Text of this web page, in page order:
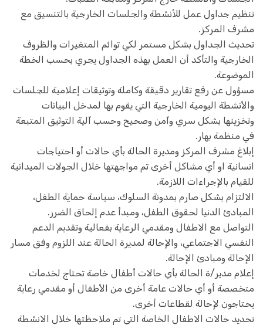
تنظيم جداول عمل للأنشطة والجلسات الخارجية بالتنسيق مع
مشرف المركز.
تحديث الجداول بشكل مستمر لكي توائم المتغيرات والظروف
الخارجية والتأكد أن العمل بهذه الجداول يجري بحسب الخطة
الموضوعة.
مسؤول عن رفع تقارير دقيقة وكاملة وتوثيقات إعلامية للجلسات
والأنشطة اليومية الخارجية التي يقوم بها لمدخل البيانات
وتخزينها بشكل سري وآمن وصحيح وحسب آلية التوثيق المتبعة
في منظمة بهار.
إبلاغ مشرف المركز ومديرة الحالة بأي حالات أو احتياجات
انسانية او أي مشاكل أخرى تم مواجهتها خلال الجولات الميدانية
للقيام بالإجراءات اللازمة.
الالتزام بشكل صارم بمدونة السلوك، سياسة حماية الطفل،
المبادئ الدنيا لحقوق الطفل، ومبدأ عدم إلحاق الضرر.
التواصل مع الاطفال ومقدمي الرعاية بفعالية وتقديم الدعم
النفسي الاجتماعي، والإحالة لمديرة الحالة عند اللزوم وفق مسار
الإحالة ومبادئ الإحالة.
إعلام مدير/ة الحالة بأي حالات أطفال خاصة تحتاج لخدمات
متخصصة أو أي حالات عامة أخرى من الأطفال أو مقدمي رعاية
يحتاجون لإحالة لقطاعات أخرى.
تحديد حالات الاطفال الخاصة التي تم ملاحظتها خلال الانشطة